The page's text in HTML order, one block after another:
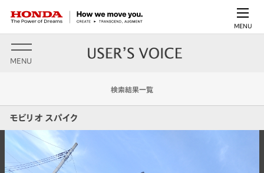
MENU
MENU
検索結果一覧
モビリオ スパイク